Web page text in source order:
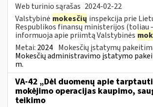
Web turinio sąrašas 2024-02-22
Valstybinė mokesčių inspekcija prie
Respublikos finansų ministerijos (toliau
informuoja apie priimtą Valstybinės
Metai: 2024 Mokesčių įstatymų
Mokesčių administravimo įstatymo
m.
VA-42 „Dėl duomenų apie
mokėjimo operacijas kaupimo,
teikimo